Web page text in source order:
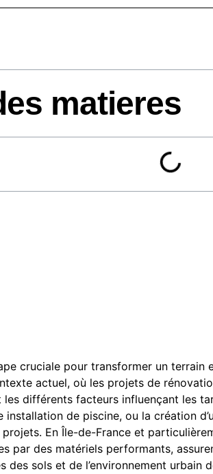
matieres
cruciale pour transformer un terrain
actuel, où les projets de
différents facteurs influençant les
installation de piscine, ou la création
En Île-de-France et
par des matériels performants,
des sols et de l’environnement urbain